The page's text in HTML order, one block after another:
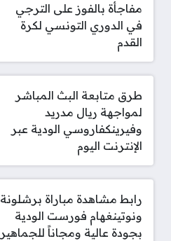
مفاجأة بالفوز على الترجي
في الدوري التونسي لكرة
القدم
طرق متابعة البث المباشر
لمواجهة ريال مدريد
وفيرينكفاروسي الودية عبر
الإنترنت اليوم
رابط مشاهدة مباراة برشلونة
ونوتينغهام فورست الودية
بجودة عالية ومجاناً للجماهير